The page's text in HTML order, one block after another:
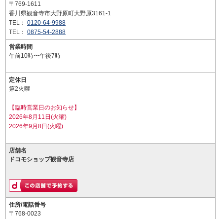
〒769-1611
香川県観音寺市大野原町大野原3161-1
TEL： 0120-64-9988
TEL： 0875-54-2888
営業時間
午前10時〜午後7時
定休日
第2火曜
【臨時営業日のお知らせ】
2026年8月11日(火曜)
2026年9月8日(火曜)
店舗名
ドコモショップ観音寺店
住所/電話番号
〒768-0023